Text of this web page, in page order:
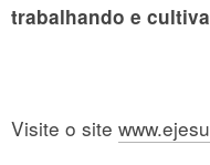
trabalhando e
Visite o site